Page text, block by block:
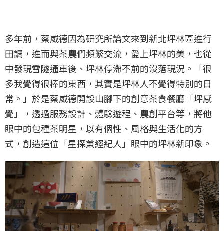
多年前，蔡威德因為研究所論文來到新北坪林區進行
田調，進而與茶農們頻繁交流，愛上坪林的美，也從
中發現雪隧通車後、坪林停滯不前的沒落現況。「很
多我覺得很棒的東西，其實是坪林人不覺得特別的日
常。」於是蔡威德開設山腳下的創意茶食餐廳「坪感
覺」，透過服務設計、體驗遊程、農創平台等，將他
眼中的包種茶明星，以有個性、風格與生活化的方
式，創造這位「星探兼經紀人」眼中的坪林新印象。